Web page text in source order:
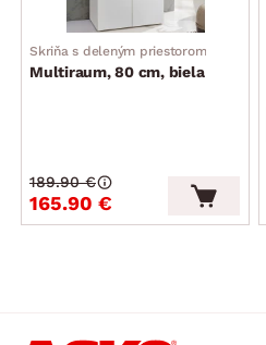
dodávané v demonte
Skriňa s deleným priestorom
Multiraum, 80 cm, biela
165.90 €
189.90 €